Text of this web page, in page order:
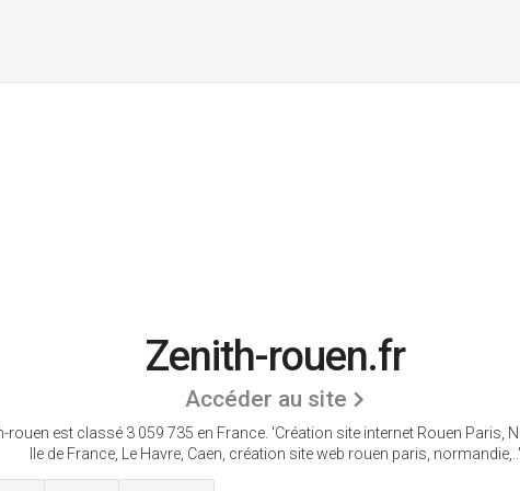
Zenith-rouen.fr
Accéder au site
rouen est classé 3 059 735 en France. 'Création site internet Rouen Paris,
Ile de France, Le Havre, Caen, création site web rouen paris, normandie,..'